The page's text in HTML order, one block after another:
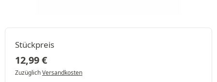
Stückpreis
12,99€
ZuzüglichVersandkosten